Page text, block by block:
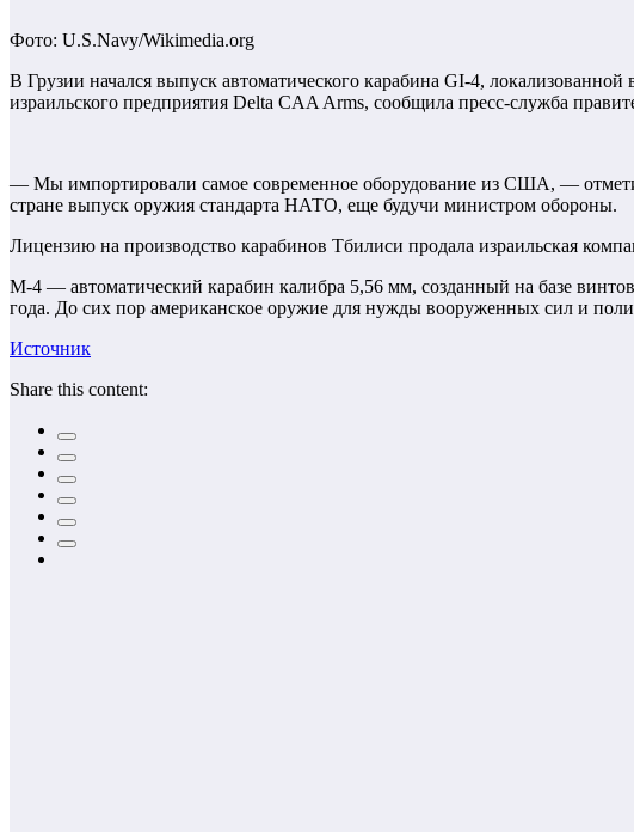
Фото: U.S.Navy/Wikimedia.org
В Грузии начался выпуск автоматического карабина GI-4,
израильского предприятия Delta CAA Arms, сообщила пресс-служба
— Мы импортировали самое современное оборудование из США, —
стране выпуск оружия стандарта НАТО, еще будучи министром обороны.
Лицензию на производство карабинов Тбилиси продала израильская
М-4 — автоматический карабин калибра 5,56 мм, созданный на базе
года. До сих пор американское оружие для нужды вооруженных сил и
Источник
Share this content: